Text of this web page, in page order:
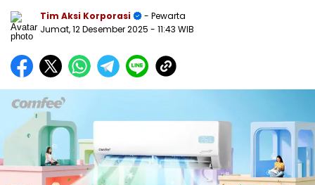
Tim Aksi Korporasi
- Pewarta
Jumat, 12 Desember 2025 - 11:43 WIB